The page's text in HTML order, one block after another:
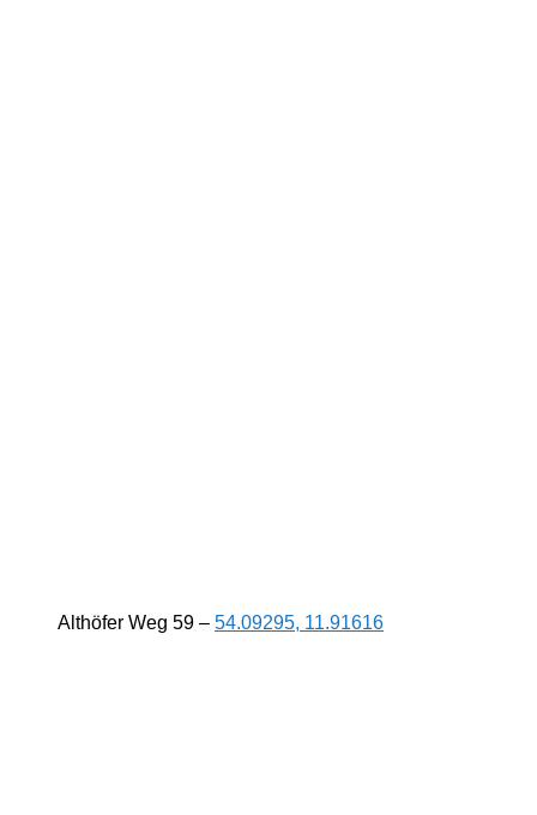
Althöfer Weg 59 – 54.09295, 11.91616